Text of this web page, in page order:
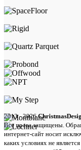
2013 - 2026
Все права защищены.
интернет-сайт носит
каких условиях не